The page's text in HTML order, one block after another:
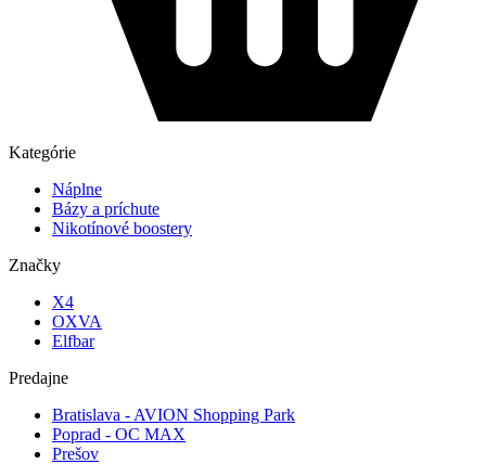
Kategórie
Náplne
Bázy a príchute
Nikotínové boostery
Značky
X4
OXVA
Elfbar
Predajne
Bratislava - AVION Shopping Park
Poprad - OC MAX
Prešov